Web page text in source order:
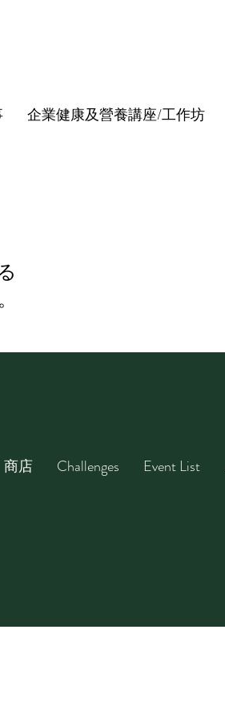
企業健康及營養講座/工作坊
商店 Challenges Event List